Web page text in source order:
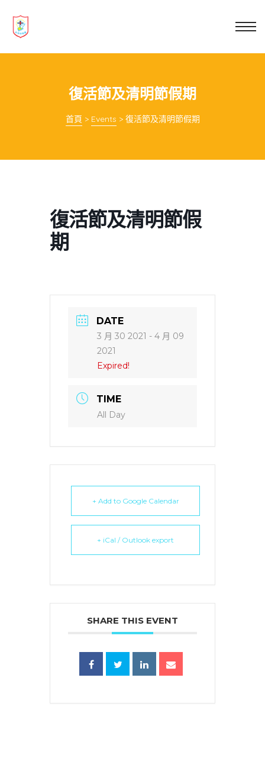
復活節及清明節假期
首頁 > Events > 復活節及清明節假期
復活節及清明節假
期
DATE
3 月 30 2021 - 4 月 09
2021
Expired!
TIME
All Day
+ Add to Google Calendar
+ iCal / Outlook export
SHARE THIS EVENT
教育